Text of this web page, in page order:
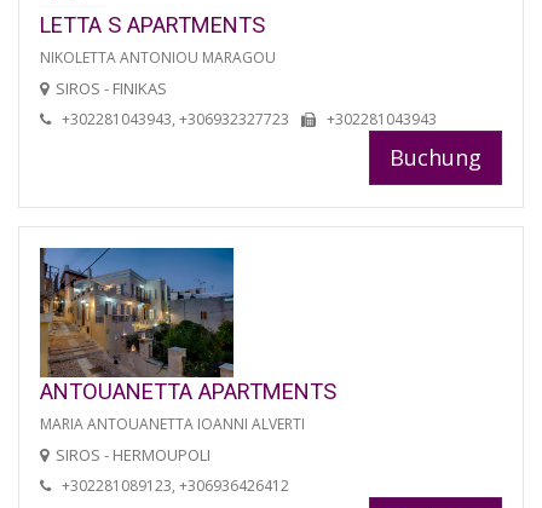
LETTA S APARTMENTS
NIKOLETTA ANTONIOU MARAGOU
SIROS - FINIKAS
+302281043943, +306932327723 +302281043943
Buchung
ANTOUANETTA APARTMENTS
MARIA ANTOUANETTA IOANNI ALVERTI
SIROS - HERMOUPOLI
+302281089123, +306936426412